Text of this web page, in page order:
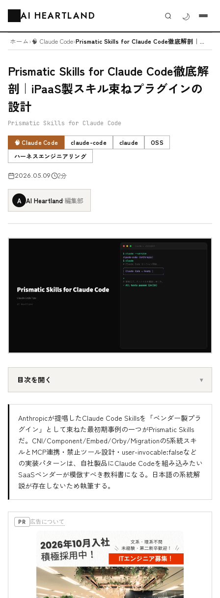
AI HEARTLAND 🌙
ホーム›🧠 Claude Code›Prismatic Skills for Claude Code徹底解剖｜...
Prismatic Skills for Claude Code徹底解
剖｜iPaaS製スキル束ねプラグインの
設計
Prismatic Skills for Claude Code
🧠 Claude Code claude-code claude
OSS
ハーネスエンジニアリング
2026.05.09 2分
A AI Heartland·編集部
目次を開く
Anthropicが提唱したClaude Code Skillsを「ベンダー製プラ
グイン」として束ねた最初期事例の一つがPrismatic Skills
だ。CNI/Component/Embed/Orby/Migrationの5系統スキ
ルとMCP連携・禁止ツール設計・user-invocable:falseなど
の実装パターンは、自社製品にClaude Codeを組み込みたい
SaaSベンダーが模倣すべき教科書になる。日本語の系統解
説が存在しないため執筆する。
PR 広告について